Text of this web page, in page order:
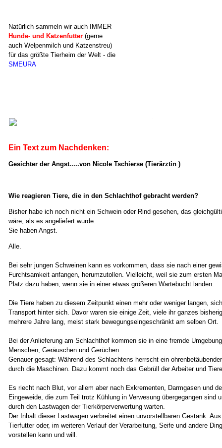
Natürlich sammeln wir auch IMMER
Hunde- und Katzenfutter (gerne
auch Welpenmilch und Katzenstreu)
für das größte Tierheim der Welt - die
SMEURA
Ein Text zum Nachdenken:
Gesichter der Angst.....von Nicole Tschierse (Tierärztin )
Wie reagieren Tiere, die in den Schlachthof gebracht werden?
Bisher habe ich noch nicht ein Schwein oder Rind gesehen, das
wäre, als es angeliefert wurde.
Sie haben Angst.
Alle.
Bei sehr jungen Schweinen kann es vorkommen, dass sie nach einer
Furchtsamkeit anfangen, herumzutollen. Vielleicht, weil sie zum ersten
Platz dazu haben, wenn sie in einer etwas größeren Wartebucht landen.
Die Tiere haben zu diesem Zeitpunkt einen mehr oder weniger langen,
Transport hinter sich. Davor waren sie einige Zeit, viele ihr ganzes
mehrere Jahre lang, meist stark bewegungseingeschränkt am selben Ort.
Bei der Anlieferung am Schlachthof kommen sie in eine fremde
Menschen, Geräuschen und Gerüchen.
Genauer gesagt: Während des Schlachtens herrscht ein
durch die Maschinen. Dazu kommt noch das Gebrüll der Arbeiter und
Es riecht nach Blut, vor allem aber nach Exkrementen, Darmgasen und
Eingeweide, die zum Teil trotz Kühlung in Verwesung übergegangen sind
durch den Lastwagen der Tierkörperverwertung warten.
Der Inhalt dieser Lastwagen verbreitet einen unvorstellbaren Gestank.
Tierfutter oder, im weiteren Verlauf der Verarbeitung, Seife und andere
vorstellen kann und will.